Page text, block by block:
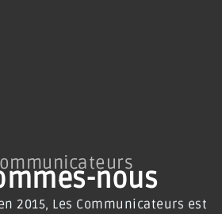
nous
2015, Les Communicateurs est